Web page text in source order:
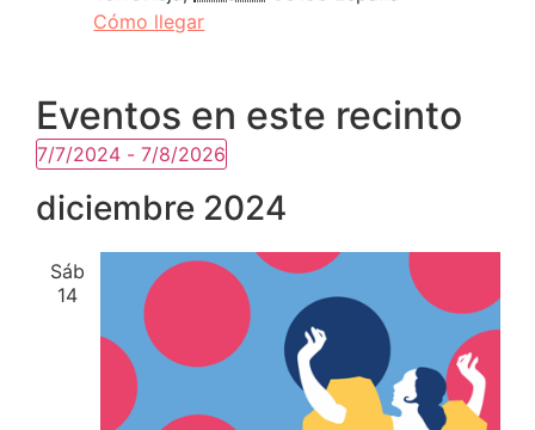
Cómo llegar
Eventos en este recinto
7/7/2024 - 7/8/2026
la
fecha.
diciembre 2024
Sáb
14